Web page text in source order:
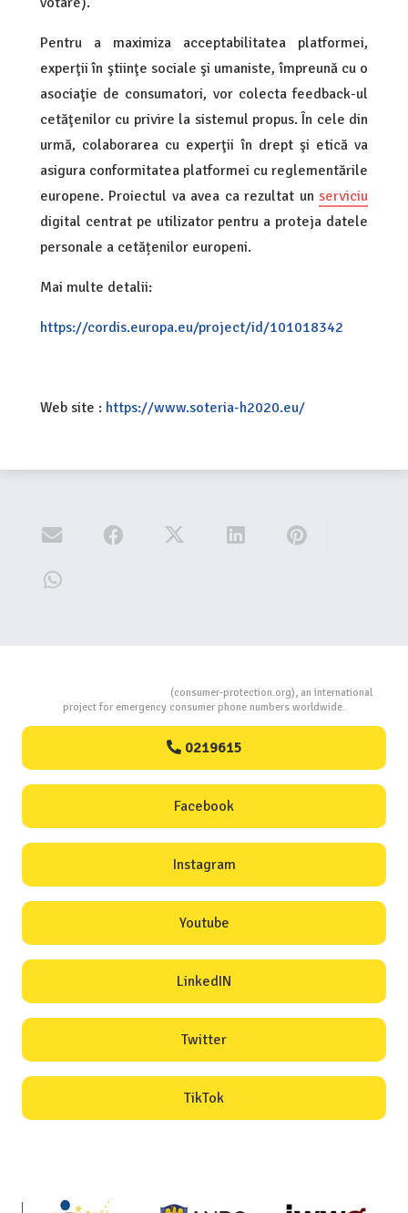
Pentru a maximiza acceptabilitatea platformei,
experţii în ştiinţe sociale şi umaniste, împreună cu o
asociaţie de consumatori, vor colecta feedback-ul
cetăţenilor cu privire la sistemul propus. În cele din
urmă, colaborarea cu experţii în drept şi etică va
asigura conformitatea platformei cu reglementările
europene. Proiectul va avea ca rezultat un serviciu
digital centrat pe utilizator pentru a proteja datele
personale a cetățenilor europeni.
Mai multe detalii:
https://cordis.europa.eu/project/id/101018342
Web site : https://www.soteria-h2020.eu/
(consumer-protection.org), an international
project for emergency consumer phone numbers worldwide.
0219615
Facebook
Instagram
Youtube
LinkedIN
Twitter
TikTok